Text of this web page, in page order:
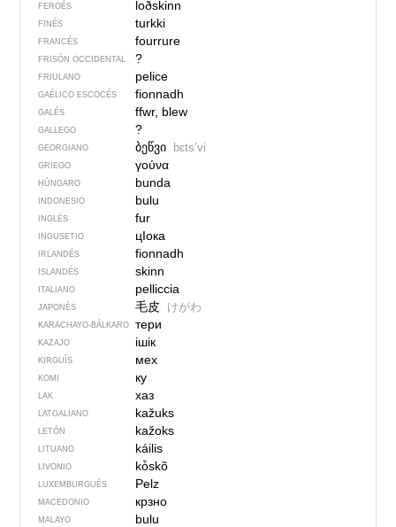
FEROÉS loðskinn
FINÉS turkki
FRANCÉS fourrure
FRISÓN OCCIDENTAL ?
FRIULANO pelice
GAÉLICO ESCOCÉS fionnadh
GALÉS ffwr, blew
GALLEGO ?
GEORGIANO ბეწვი bɛtsʼvi
GRIEGO γούνα
HÚNGARO bunda
INDONESIO bulu
INGLÉS fur
INGUSETIO цIока
IRLANDÉS fionnadh
ISLANDÉS skinn
ITALIANO pelliccia
JAPONÉS 毛皮 けがわ
KARACHAYO-BÁLKARO тери
KAZAJO ішік
KIRGUÍS мех
KOMI ку
LAK хаз
LATGALIANO kažuks
LETÓN kažoks
LITUANO káilis
LIVONIO kȱskõ
LUXEMBURGUÉS Pelz
MACEDONIO крзно
MALAYO bulu